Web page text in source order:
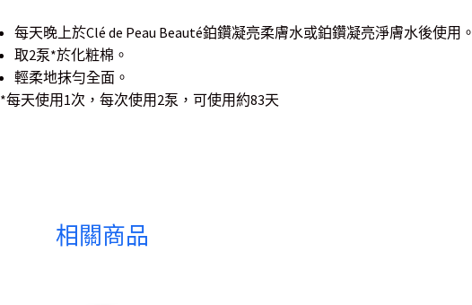
每天晚上於Clé de Peau Beauté鉑鑽凝亮柔膚水或鉑鑽凝亮淨膚水後使用。
取2泵*於化粧棉。
輕柔地抹勻全面。
*每天使用1次，每次使用2泵，可使用約83天
相關商品